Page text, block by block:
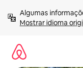
para
Mostrar idioma